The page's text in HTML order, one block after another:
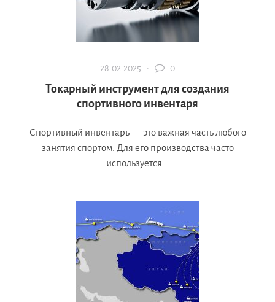
28.02.2025 · 0
Токарный инструмент для создания
спортивного инвентаря
Спортивный инвентарь — это важная часть любого
занятия спортом. Для его производства часто
используется...